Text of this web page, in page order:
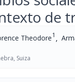
de
Theodore1 ,
Suiza